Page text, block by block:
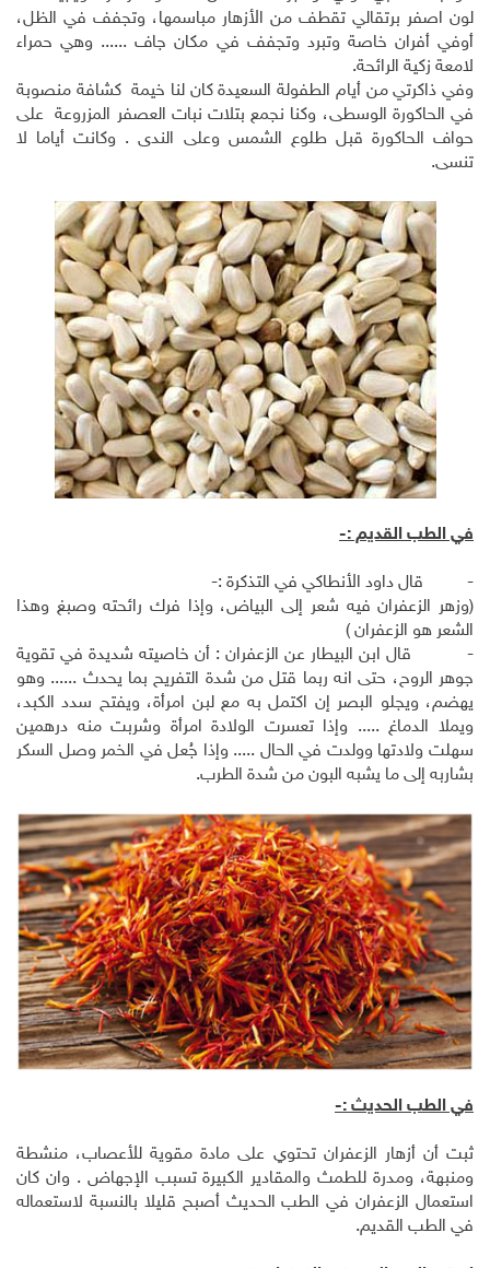
لون اصفر برتقالي تقطف من الأزهار مباسمها، وتجفف في الظل،
أوفي أفران خاصة وتبرد وتجفف في مكان جاف ...... وهي حمراء
لامعة زكية الرائحة.
وفي ذاكرتي من أيام الطفولة السعيدة كان لنا خيمة كشافة منصوبة
في الحاكورة الوسطى، وكنا نجمع بتلات نبات العصفر المزروعة على
حواف الحاكورة قبل طلوع الشمس وعلى الندى . وكانت أياما لا
تنسى.
في الطب القديم :-
- قال داود الأنطاكي في التذكرة :-
(وزهر الزعفران فيه شعر إلى البياض، وإذا فرك رائحته وصبغ وهذا
الشعر هو الزعفران )
- قال ابن البيطار عن الزعفران : أن خاصيته شديدة في تقوية
جوهر الروح، حتى انه ربما قتل من شدة التفريح بما يحدث ...... وهو
يهضم، ويجلو البصر إن اكتمل به مع لبن امرأة، ويفتح سدد الكبد،
ويملا الدماغ ..... وإذا تعسرت الولادة امرأة وشربت منه درهمين
سهلت ولادتها وولدت في الحال ..... وإذا جُعل في الخمر وصل السكر
بشاربه إلى ما يشبه البون من شدة الطرب.
في الطب الحديث :-
ثبت أن أزهار الزعفران تحتوي على مادة مقوية للأعصاب، منشطة
ومنبهة، ومدرة للطمث والمقادير الكبيرة تسبب الإجهاض . وان كان
استعمال الزعفران في الطب الحديث أصبح قليلا بالنسبة لاستعماله
في الطب القديم.